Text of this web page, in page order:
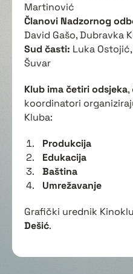
Martinović
Članovi Nadzornog
David Gašo, Dubravka
Sud časti: Luka
Šuvar
Klub ima četiri odsjeka
koordinatori
Kluba:
Produkcija
Edukacija
Baština
Umrežavanje
Grafički urednik
Dešić.